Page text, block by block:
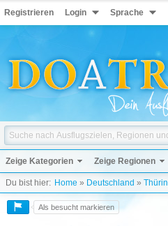
Registrieren Login Sprache
Zeige Kategorien Zeige Regionen
Du bist hier: Home » Deutschland »
Als besucht markieren